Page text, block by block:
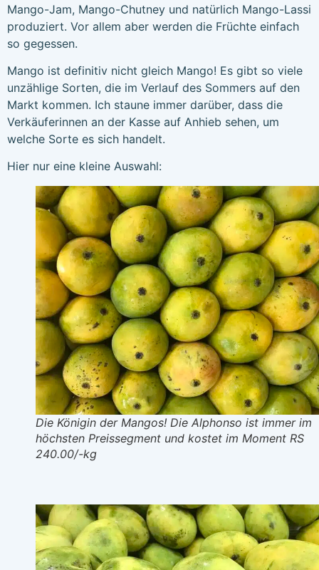
Mango-Jam, Mango-Chutney und natürlich Mango-Lassi
produziert. Vor allem aber werden die Früchte einfach
so gegessen.
Mango ist definitiv nicht gleich Mango! Es gibt so viele
unzählige Sorten, die im Verlauf des Sommers auf den
Markt kommen. Ich staune immer darüber, dass die
Verkäuferinnen an der Kasse auf Anhieb sehen, um
welche Sorte es sich handelt.
Hier nur eine kleine Auswahl:
Die Königin der Mangos! Die Alphonso ist immer im
höchsten Preissegment und kostet im Moment RS
240.00/-kg